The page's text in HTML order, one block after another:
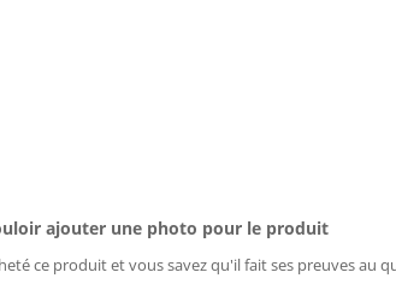
ajouter une photo pour le produit
ce produit et vous savez qu'il fait ses preuves au